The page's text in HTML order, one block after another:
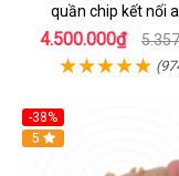
quần chip kết nối
4.500.000₫
-38%
5